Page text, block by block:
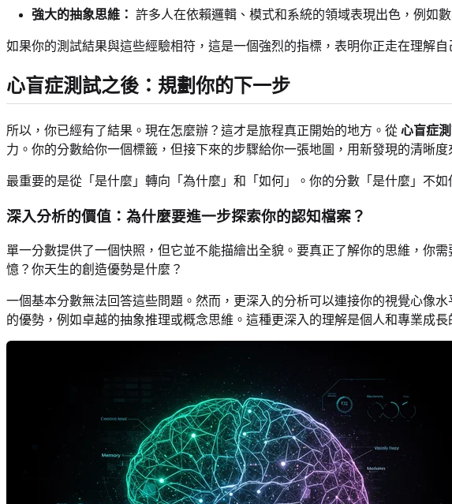
強大的抽象思維： 許多人在依賴邏輯、模式和系統的領域表現出色，例如
如果你的測試結果與這些經驗相符，這是一個強烈的指標，表明你正走在理解
心盲症測試之後：規劃你的下一步
所以，你已經有了結果。現在怎麼辦？這才是旅程真正開始的地方。從 心盲症
力。你的分數給你一個標籤，但接下來的步驟給你一張地圖，用新發現的清晰度
最重要的是從「是什麼」轉向「為什麼」和「如何」。你的分數「是什麼」不
深入分析的價值：為什麼要進一步探索你的認知檔案？
單一分數提供了一個快照，但它並不能描繪出全貌。要真正了解你的思維，你需
憶？你天生的創造優勢是什麼？
一個基本分數無法回答這些問題。然而，更深入的分析可以連接你的視覺心
的優勢，例如卓越的抽象推理或概念思維。這種更深入的理解是個人和專業成長